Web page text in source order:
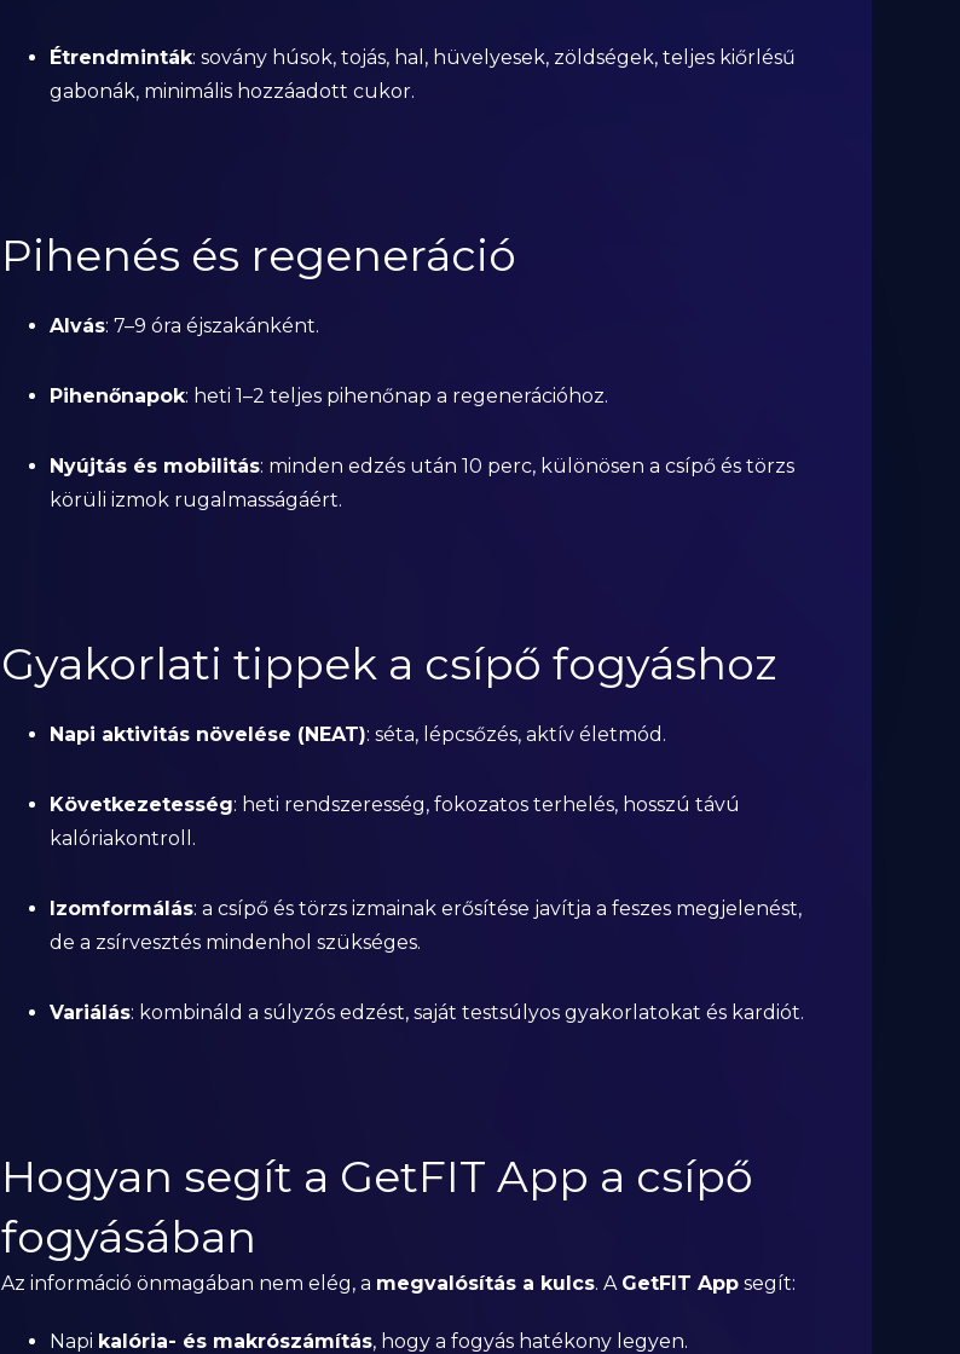
Étrendminták: sovány húsok, tojás, hal, hüvelyesek, zöldségek, teljes kiőrlésű
gabonák, minimális hozzáadott cukor.
Pihenés és regeneráció
Alvás: 7–9 óra éjszakánként.
Pihenőnapok: heti 1–2 teljes pihenőnap a regenerációhoz.
Nyújtás és mobilitás: minden edzés után 10 perc, különösen a csípő és törzs
körüli izmok rugalmasságáért.
Gyakorlati tippek a csípő fogyáshoz
Napi aktivitás növelése (NEAT): séta, lépcsőzés, aktív életmód.
Következetesség: heti rendszeresség, fokozatos terhelés, hosszú távú
kalóriakontroll.
Izomformálás: a csípő és törzs izmainak erősítése javítja a feszes megjelenést,
de a zsírvesztés mindenhol szükséges.
Variálás: kombináld a súlyzós edzést, saját testsúlyos gyakorlatokat és kardiót.
Hogyan segít a GetFIT App a csípő
fogyásában
Az információ önmagában nem elég, a megvalósítás a kulcs. A GetFIT Appsegít:
Napi kalória- és makrószámítás, hogy a fogyás hatékony legyen.